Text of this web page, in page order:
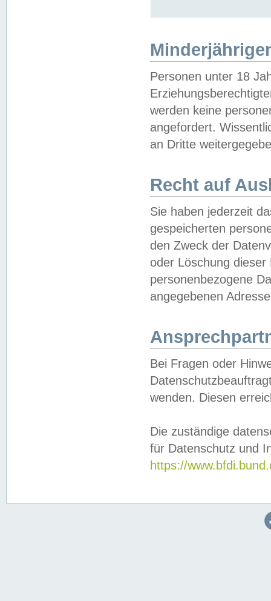
Personen unter 18
werden keine
angefordert.
an Dritte
Recht auf
Sie haben jederzeit
gespeicherten
den Zweck der
oder Löschung
personenbezogene
angegebenen
Bei Fragen oder
wenden. Diesen
Die zuständige
für Datenschutz und
https://